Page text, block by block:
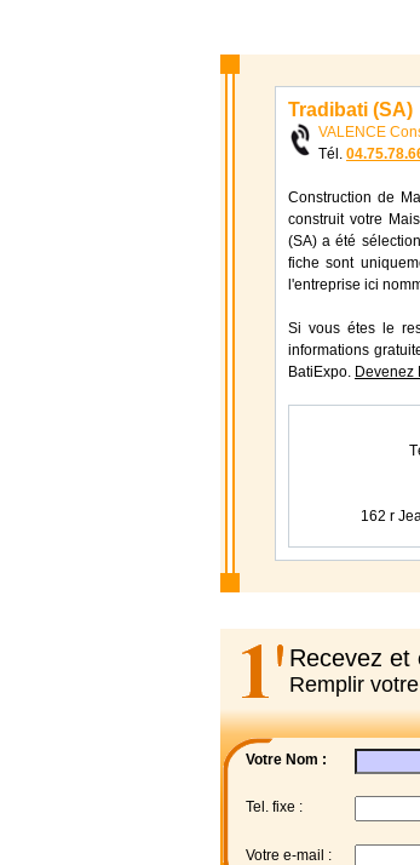
Tradibati (SA)
VALENCE
Tél.
Construction de
construit votre
(SA) a été
fiche sont
l'entreprise ici
Si vous étes le
informations
BatiExpo. Devenez
162 r
Recevez et
Remplir
Votre Nom :
Tel. fixe :
Votre e-mail :